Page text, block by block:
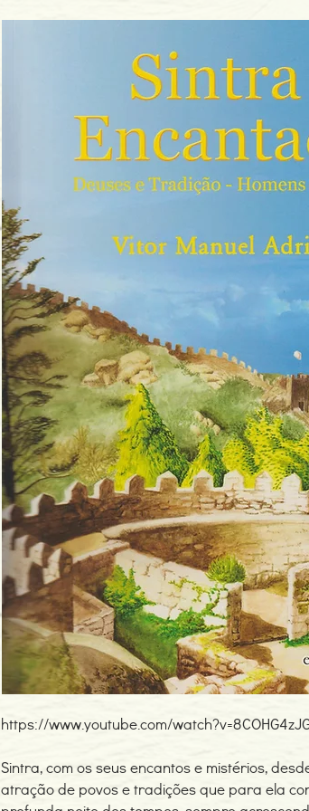
https://www.youtube.com/
Sintra, com os seus encantos e mistérios,
atração de povos e tradições que para ela